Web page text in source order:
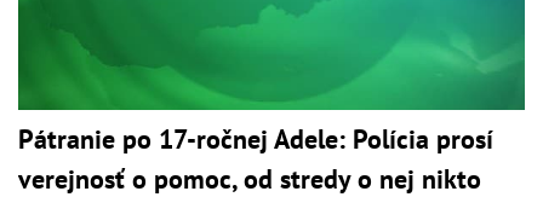
Pátranie po 17-ročnej Adele: Polícia prosí
verejnosť o pomoc, od stredy o nej nikto